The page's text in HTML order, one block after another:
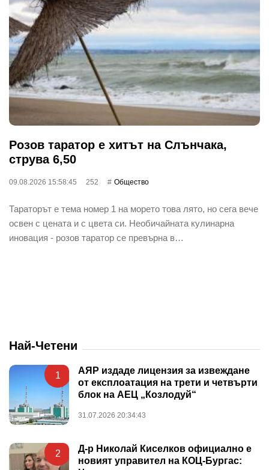
Розов таратор е хитът на Слънчака,
струва 6,50
09.08.2026 15:58:45 252 Общество
Тараторът е тема номер 1 на морето това лято, но сега вече
освен с цената и с цвета си. Необичайната кулинарна
иновация - розов таратор се превърна в…
Най-Четени
1
АЯР издаде лицензия за извеждане
от експлоатация на трети и четвърти
блок на АЕЦ „Козлодуй“
31.07.2026 20:34:43
2
Д-р Николай Киселков официално е
новият управител на КОЦ-Бургас: